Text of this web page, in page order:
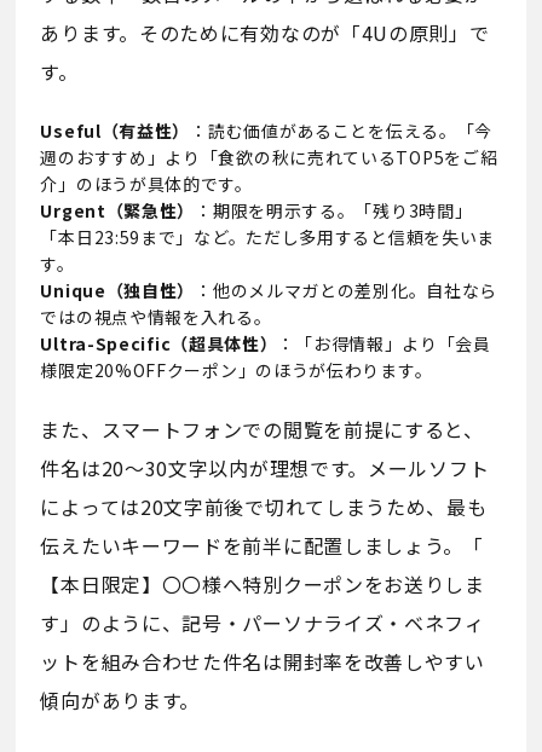
あります。そのために有効なのが「4Uの原則」で
す。
Useful（有益性）
：読む価値があることを伝える。「今
週のおすすめ」より「食欲の秋に売れているTOP5をご紹
介」のほうが具体的です。
Urgent（緊急性）
：期限を明示する。「残り3時間」
「本日23:59まで」など。ただし多用すると信頼を失いま
す。
Unique（独自性）
：他のメルマガとの差別化。自社なら
ではの視点や情報を入れる。
Ultra-Specific（超具体性）
：「お得情報」より「会員
様限定20%OFFクーポン」のほうが伝わります。
また、スマートフォンでの閲覧を前提にすると、
件名は20〜30文字以内が理想です。メールソフト
によっては20文字前後で切れてしまうため、最も
伝えたいキーワードを前半に配置しましょう。「
【本日限定】〇〇様へ特別クーポンをお送りしま
す」のように、記号・パーソナライズ・ベネフィ
ットを組み合わせた件名は開封率を改善しやすい
傾向があります。